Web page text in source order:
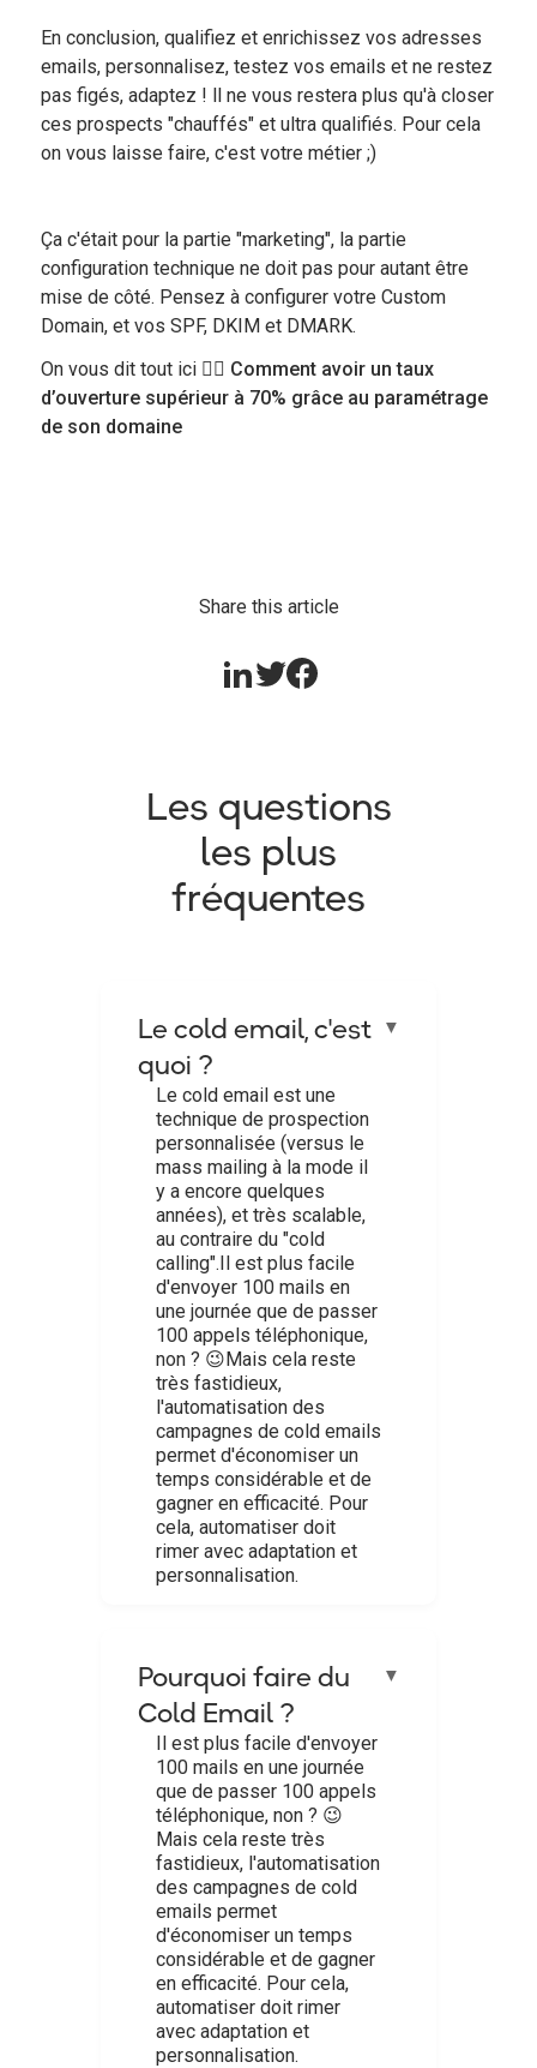
En conclusion, qualifiez et enrichissez vos adresses
emails, personnalisez, testez vos emails et ne restez
pas figés, adaptez ! ll ne vous restera plus qu'à closer
ces prospects "chauffés" et ultra qualifiés. Pour cela
on vous laisse faire, c'est votre métier ;)
Ça c'était pour la partie "marketing", la partie
configuration technique ne doit pas pour autant être
mise de côté. Pensez à configurer votre Custom
Domain, et vos SPF, DKIM et DMARK.
On vous dit tout ici👉🏻 Comment avoir un taux
d’ouverture supérieur à 70% grâce au paramétrage
de son domaine
Share this article
Les questions
les plus
fréquentes
Le cold email, c'est
quoi ?
▼
Le cold email est une
technique de prospection
personnalisée (versus le
mass mailing à la mode il
y a encore quelques
années), et très scalable,
au contraire du "cold
calling".Il est plus facile
d'envoyer 100 mails en
une journée que de passer
100 appels téléphonique,
non ? 😉Mais cela reste
très fastidieux,
l'automatisation des
campagnes de cold emails
permet d'économiser un
temps considérable et de
gagner en efficacité. Pour
cela, automatiser doit
rimer avec adaptation et
personnalisation.
Pourquoi faire du
Cold Email ?
▼
Il est plus facile d'envoyer
100 mails en une journée
que de passer 100 appels
téléphonique, non ? 😉
Mais cela reste très
fastidieux, l'automatisation
des campagnes de cold
emails permet
d'économiser un temps
considérable et de gagner
en efficacité. Pour cela,
automatiser doit rimer
avec adaptation et
personnalisation.